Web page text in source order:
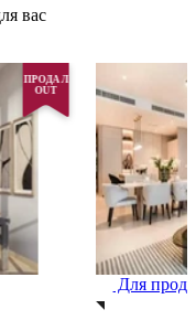
вас
ПРОДАЛ
OUT
Для